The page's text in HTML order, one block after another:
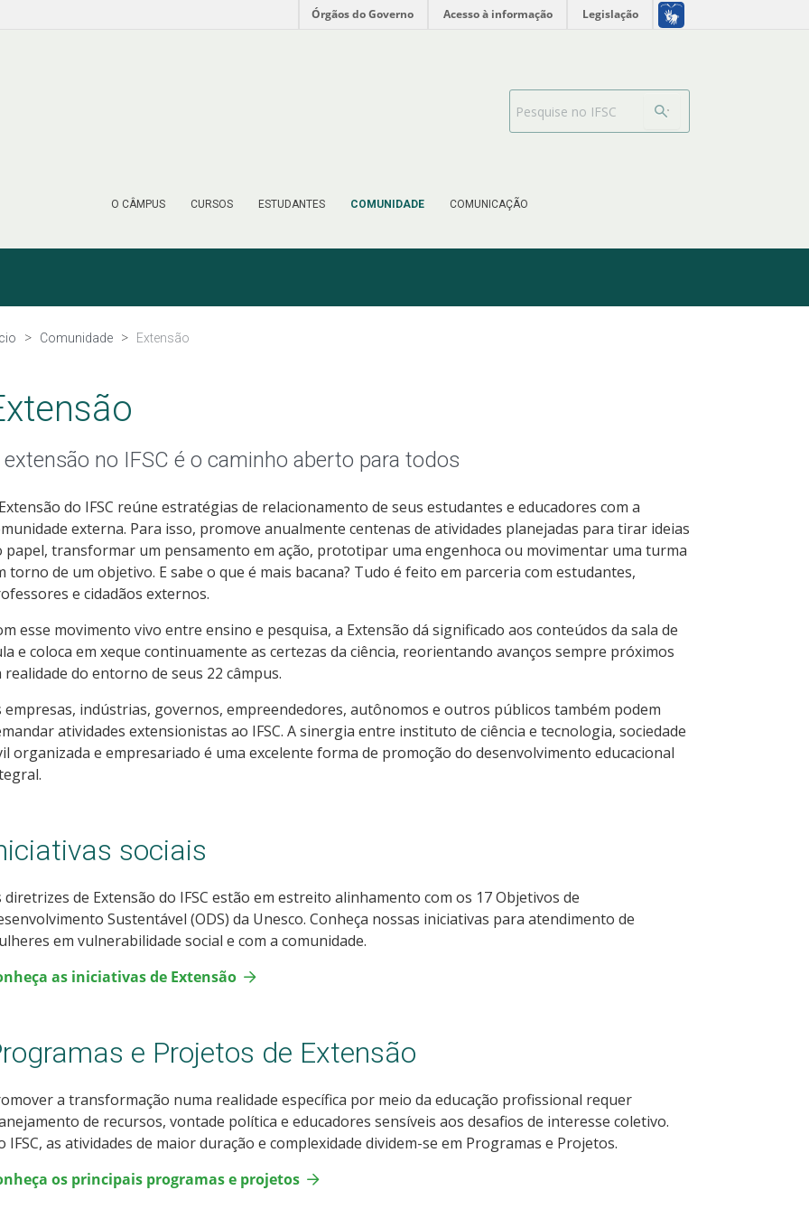
Órgãos do Governo Acesso à informação Legislação
O CÂMPUS CURSOS ESTUDANTES COMUNIDADE COMUNICAÇÃO
Barra de busca
Comunidade Extensão
extensão no IFSC é o caminho aberto para todos
do IFSC reúne estratégias de relacionamento de seus estudantes e educadores com a
externa. Para isso, promove anualmente centenas de atividades planejadas para tirar ideias
papel, transformar um pensamento em ação, prototipar uma engenhoca ou movimentar uma turma
torno de um objetivo. E sabe o que é mais bacana? Tudo é feito em parceria com estudantes,
e cidadãos externos.
esse movimento vivo entre ensino e pesquisa, a Extensão dá significado aos conteúdos da sala de
e coloca em xeque continuamente as certezas da ciência, reorientando avanços sempre próximos
realidade do entorno de seus 22 câmpus.
empresas, indústrias, governos, empreendedores, autônomos e outros públicos também podem
atividades extensionistas ao IFSC. A sinergia entre instituto de ciência e tecnologia, sociedade
organizada e empresariado é uma excelente forma de promoção do desenvolvimento educacional
sociais
diretrizes de Extensão do IFSC estão em estreito alinhamento com os 17 Objetivos de
Sustentável (ODS) da Unesco. Conheça nossas iniciativas para atendimento de
em vulnerabilidade social e com a comunidade.
as iniciativas de Extensão
e Projetos de Extensão
a transformação numa realidade específica por meio da educação profissional requer
de recursos, vontade política e educadores sensíveis aos desafios de interesse coletivo.
IFSC, as atividades de maior duração e complexidade dividem-se em Programas e Projetos.
os principais programas e projetos